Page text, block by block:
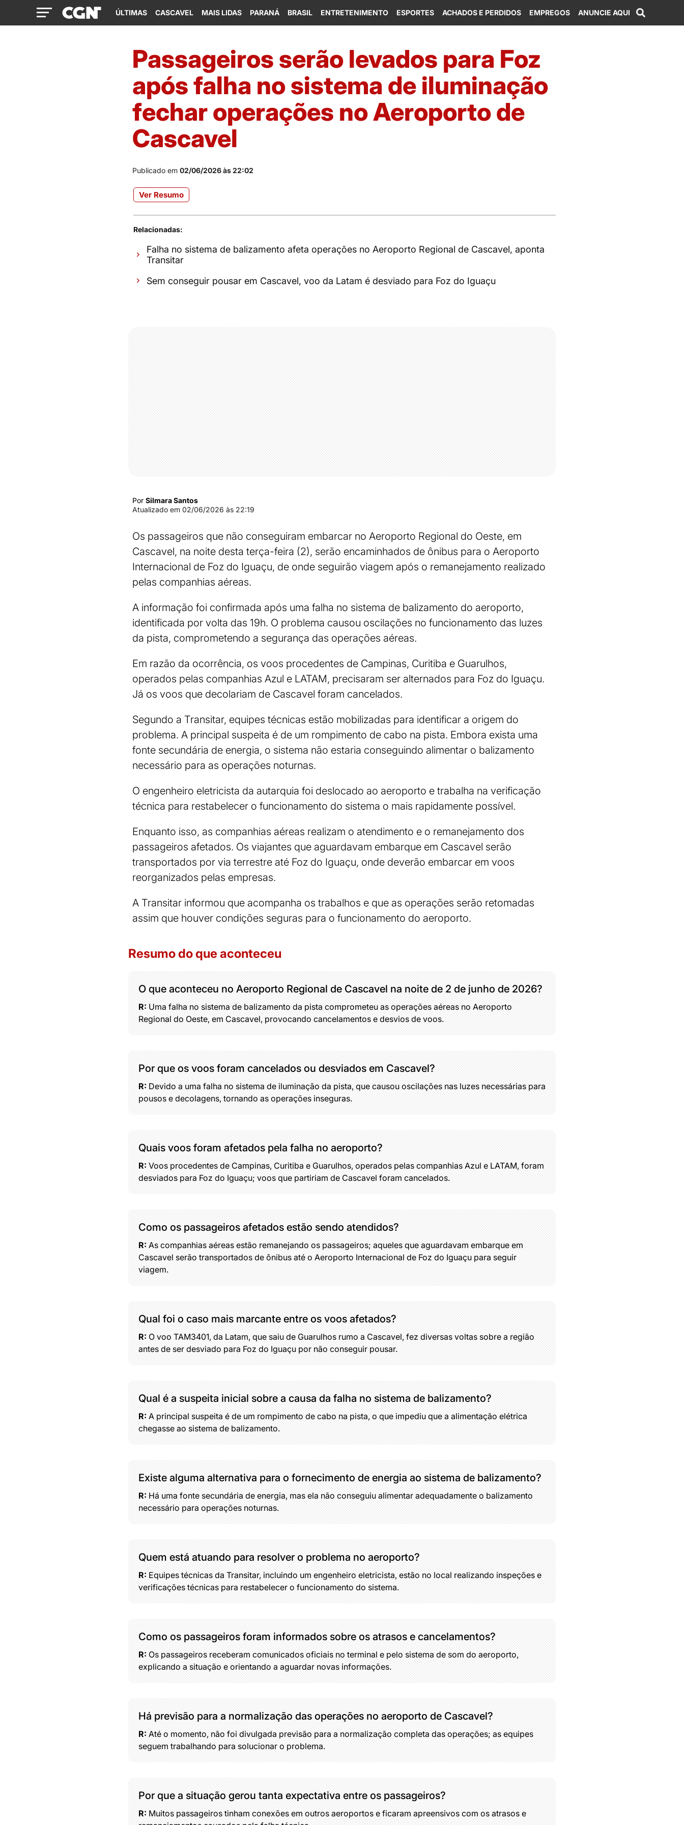
ÚLTIMAS CASCAVEL MAIS LIDAS PARANÁ BRASIL ENTRETENIMENTO ESPORTES ACHADOS E PERDIDOS EMPREGOS ANUNCIE AQUI
Passageiros serão levados para Foz
após falha no sistema de iluminação
fechar operações no Aeroporto de
Cascavel
Publicado em 02/06/2026 às 22:02
Ver Resumo
Relacionadas:
Falha no sistema de balizamento afeta operações no Aeroporto Regional de Cascavel, aponta
Transitar
Sem conseguir pousar em Cascavel, voo da Latam é desviado para Foz do Iguaçu
Por Silmara Santos
Atualizado em 02/06/2026 às 22:19
Os passageiros que não conseguiram embarcar no Aeroporto Regional do Oeste, em
Cascavel, na noite desta terça-feira (2), serão encaminhados de ônibus para o Aeroporto
Internacional de Foz do Iguaçu, de onde seguirão viagem após o remanejamento realizado
pelas companhias aéreas.
A informação foi confirmada após uma falha no sistema de balizamento do aeroporto,
identificada por volta das 19h. O problema causou oscilações no funcionamento das luzes
da pista, comprometendo a segurança das operações aéreas.
Em razão da ocorrência, os voos procedentes de Campinas, Curitiba e Guarulhos,
operados pelas companhias Azul e LATAM, precisaram ser alternados para Foz do Iguaçu.
Já os voos que decolariam de Cascavel foram cancelados.
Segundo a Transitar, equipes técnicas estão mobilizadas para identificar a origem do
problema. A principal suspeita é de um rompimento de cabo na pista. Embora exista uma
fonte secundária de energia, o sistema não estaria conseguindo alimentar o balizamento
necessário para as operações noturnas.
O engenheiro eletricista da autarquia foi deslocado ao aeroporto e trabalha na verificação
técnica para restabelecer o funcionamento do sistema o mais rapidamente possível.
Enquanto isso, as companhias aéreas realizam o atendimento e o remanejamento dos
passageiros afetados. Os viajantes que aguardavam embarque em Cascavel serão
transportados por via terrestre até Foz do Iguaçu, onde deverão embarcar em voos
reorganizados pelas empresas.
A Transitar informou que acompanha os trabalhos e que as operações serão retomadas
assim que houver condições seguras para o funcionamento do aeroporto.
Resumo do que aconteceu
O que aconteceu no Aeroporto Regional de Cascavel na noite de 2 de junho de 2026?
R:Uma falha no sistema de balizamento da pista comprometeu as operações aéreas no Aeroporto
Regional do Oeste, em Cascavel, provocando cancelamentos e desvios de voos.
Por que os voos foram cancelados ou desviados em Cascavel?
R:Devido a uma falha no sistema de iluminação da pista, que causou oscilações nas luzes necessárias para
pousos e decolagens, tornando as operações inseguras.
Quais voos foram afetados pela falha no aeroporto?
R:Voos procedentes de Campinas, Curitiba e Guarulhos, operados pelas companhias Azul e LATAM, foram
desviados para Foz do Iguaçu; voos que partiriam de Cascavel foram cancelados.
Como os passageiros afetados estão sendo atendidos?
R:As companhias aéreas estão remanejando os passageiros; aqueles que aguardavam embarque em
Cascavel serão transportados de ônibus até o Aeroporto Internacional de Foz do Iguaçu para seguir
viagem.
Qual foi o caso mais marcante entre os voos afetados?
R:O voo TAM3401, da Latam, que saiu de Guarulhos rumo a Cascavel, fez diversas voltas sobre a região
antes de ser desviado para Foz do Iguaçu por não conseguir pousar.
Qual é a suspeita inicial sobre a causa da falha no sistema de balizamento?
R:A principal suspeita é de um rompimento de cabo na pista, o que impediu que a alimentação elétrica
chegasse ao sistema de balizamento.
Existe alguma alternativa para o fornecimento de energia ao sistema de balizamento?
R:Há uma fonte secundária de energia, mas ela não conseguiu alimentar adequadamente o balizamento
necessário para operações noturnas.
Quem está atuando para resolver o problema no aeroporto?
R:Equipes técnicas da Transitar, incluindo um engenheiro eletricista, estão no local realizando inspeções e
verificações técnicas para restabelecer o funcionamento do sistema.
Como os passageiros foram informados sobre os atrasos e cancelamentos?
R:Os passageiros receberam comunicados oficiais no terminal e pelo sistema de som do aeroporto,
explicando a situação e orientando a aguardar novas informações.
Há previsão para a normalização das operações no aeroporto de Cascavel?
R:Até o momento, não foi divulgada previsão para a normalização completa das operações; as equipes
seguem trabalhando para solucionar o problema.
Por que a situação gerou tanta expectativa entre os passageiros?
R:Muitos passageiros tinham conexões em outros aeroportos e ficaram apreensivos com os atrasos e